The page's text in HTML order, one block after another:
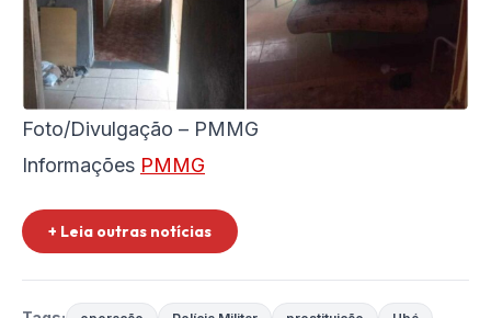
Foto/Divulgação – PMMG
Informações PMMG
+ Leia outras notícias